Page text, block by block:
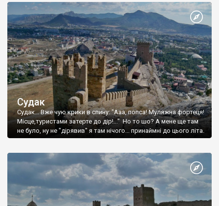
Судак
Судак... Вже чую крики в спину: "Ааа, попса! Муляжна фортеця!
Місце,туристами затерте до дір!..." Но то шо? А мене ще там
не було, ну не "дірявив" я там нічого... принаймні до цього літа.